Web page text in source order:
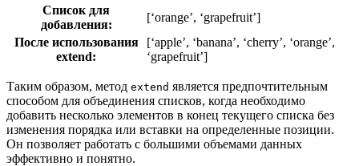
Список для
добавления:
[‘orange’, ‘grapefruit’]
После использования
extend:
[‘apple’, ‘banana’, ‘cherry’, ‘orange’,
‘grapefruit’]
Таким образом, метод extend является предпочтительным
способом для объединения списков, когда необходимо
добавить несколько элементов в конец текущего списка без
изменения порядка или вставки на определенные позиции.
Он позволяет работать с большими объемами данных
эффективно и понятно.